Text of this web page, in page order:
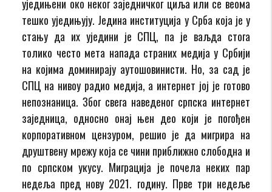
уједињени око неког заједничког циља или се веома
тешко уједињују. Једина институција у Срба која је у
стању да их уједини је СПЦ, па је ваљда стога
толико често мета напада страних медија у Србији
на којима доминирају аутошовинисти. Но, за сад је
СПЦ на нивоу радио медија, а интернет јој је готово
непознаница. Због свега наведеног српска интернет
заједница, односно онај њен део који је погођен
корпоративном цензуром, решио је да мигрира на
друштвену мрежу која се чини приближно слободна и
по српском укусу. Миграција је почела неких пар
недеља пред нову 2021. годину. Прве три недеље